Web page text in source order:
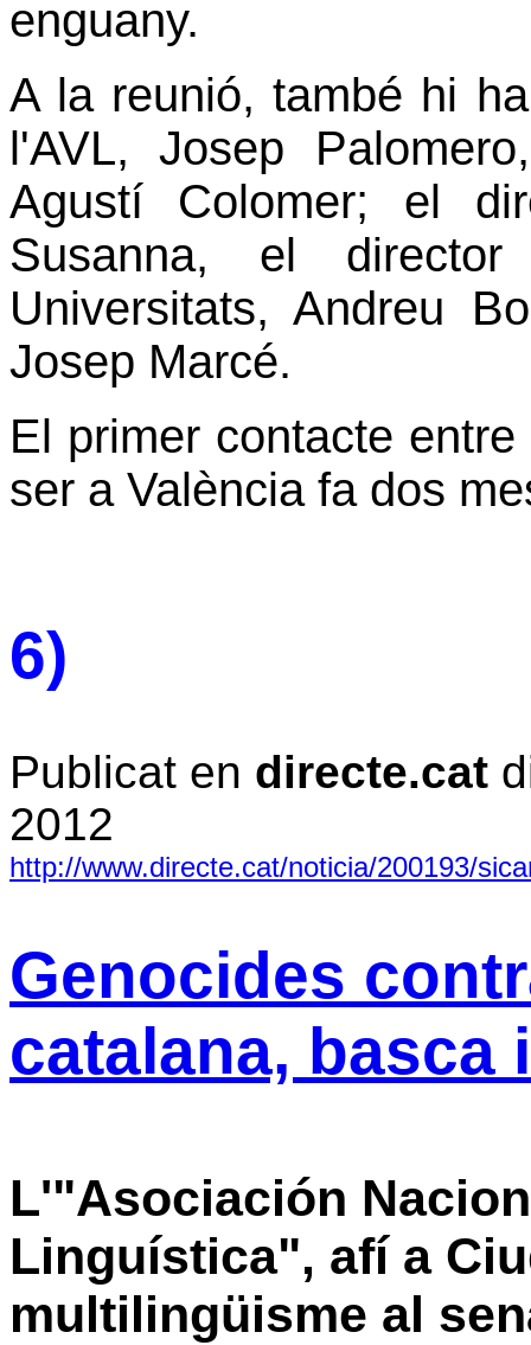
enguany.
A la reunió, també hi
l'AVL, Josep
Agustí Colomer; el
Susanna, el
Universitats, Andreu
Josep Marcé.
El primer contacte
ser a València fa dos
6)
Publicat en directe.cat
2012
http://www.directe.cat/noticia/200193/
Genocides
catalana, basca
L'"Asociación
Linguística", afí a
multilingüisme al